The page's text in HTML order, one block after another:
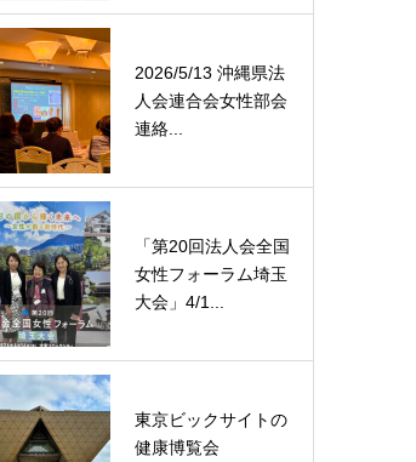
2026/5/13 沖縄県法
人会連合会女性部会
連絡...
「第20回法人会全国
女性フォーラム埼玉
大会」4/1...
東京ビックサイトの
健康博覧会